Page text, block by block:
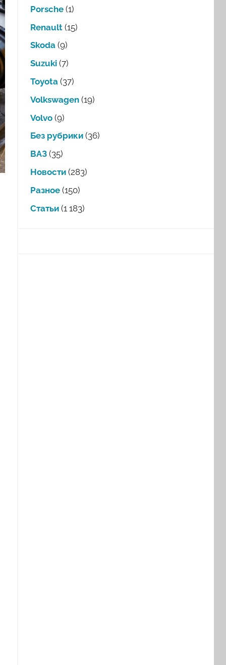
Porsche(1)
Renault(15)
Skoda(9)
Suzuki(7)
Toyota(37)
Volkswagen(19)
Volvo(9)
Без рубрики(36)
ВАЗ(35)
Новости(283)
Разное(150)
Статьи(1 183)